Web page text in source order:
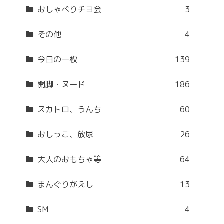
おしゃべりチヨ会 3
その他 4
今日の一枚 139
開脚・ヌード 186
スカトロ、うんち 60
おしっこ、放尿 26
大人のおもちゃ等 64
まんぐりがえし 13
SM 4